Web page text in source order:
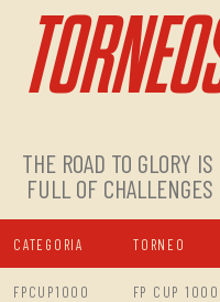
THE ROAD TO GLORY IS
FULL OF CHALLENGES
CATEGORIA TORNEO
FPCUP1000 FP CUP 1000